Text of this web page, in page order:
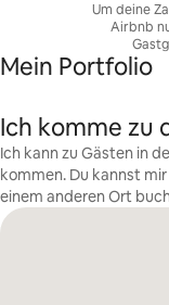
Um deine
Airbnb
Mein Portfolio
Ich komme zu
Ich kann zu Gästen in
kommen. Du kannst
einem anderen Ort